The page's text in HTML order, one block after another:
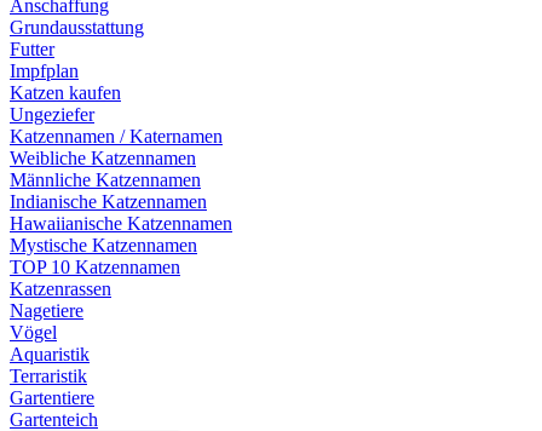
Anschaffung
Grundausstattung
Futter
Impfplan
Katzen kaufen
Ungeziefer
Katzennamen / Katernamen
Weibliche Katzennamen
Männliche Katzennamen
Indianische Katzennamen
Hawaiianische Katzennamen
Mystische Katzennamen
TOP 10 Katzennamen
Katzenrassen
Nagetiere
Vögel
Aquaristik
Terraristik
Gartentiere
Gartenteich